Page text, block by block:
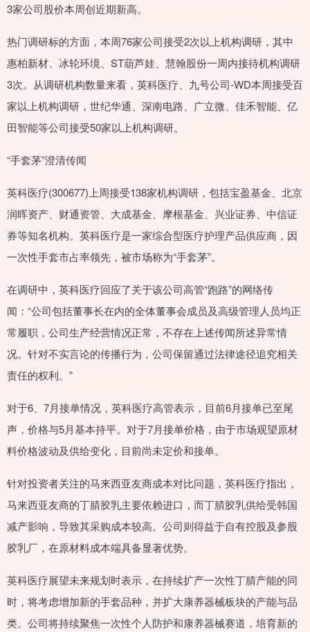
3家公司股价本周创近期新高。
热门调研标的方面，本周76家公司接受2次以上机构调研，其中
惠柏新材、冰轮环境、ST葫芦娃、慧翰股份一周内接待机构调研
3次。从调研机构数量来看，英科医疗、九号公司-WD本周接受百
家以上机构调研，世纪华通、深南电路、广立微、佳禾智能、亿
田智能等公司接受50家以上机构调研。
“手套茅”澄清传闻
英科医疗(300677)上周接受138家机构调研，包括宝盈基金、北京
润晖资产、财通资管、大成基金、摩根基金、兴业证券、中信证
券等知名机构。英科医疗是一家综合型医疗护理产品供应商，因
一次性手套市占率领先，被市场称为“手套茅”。
在调研中，英科医疗回应了关于该公司高管“跑路”的网络传
闻：“公司包括董事长在内的全体董事会成员及高级管理人员均正
常履职，公司生产经营情况正常，不存在上述传闻所述异常情
况。针对不实言论的传播行为，公司保留通过法律途径追究相关
责任的权利。”
对于6、7月接单情况，英科医疗高管表示，目前6月接单已至尾
声，价格与5月基本持平。对于7月接单价格，由于市场观望原材
料价格波动及供给变化，目前尚未定价和接单。
针对投资者关注的马来西亚友商成本对比问题，英科医疗指出，
马来西亚友商的丁腈胶乳主要依赖进口，而丁腈胶乳供给受韩国
减产影响，导致其采购成本较高。公司则得益于自有控股及参股
胶乳厂，在原材料成本端具备显著优势。
英科医疗展望未来规划时表示，在持续扩产一次性丁腈产能的同
时，将考虑增加新的手套品种，并扩大康养器械板块的产能与品
类。公司将持续聚焦一次性个人防护和康养器械赛道，培育新的